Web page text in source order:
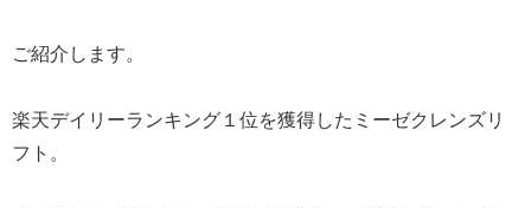
ご紹介します。
楽天デイリーランキング１位を獲得したミーゼクレンズリ
フト。